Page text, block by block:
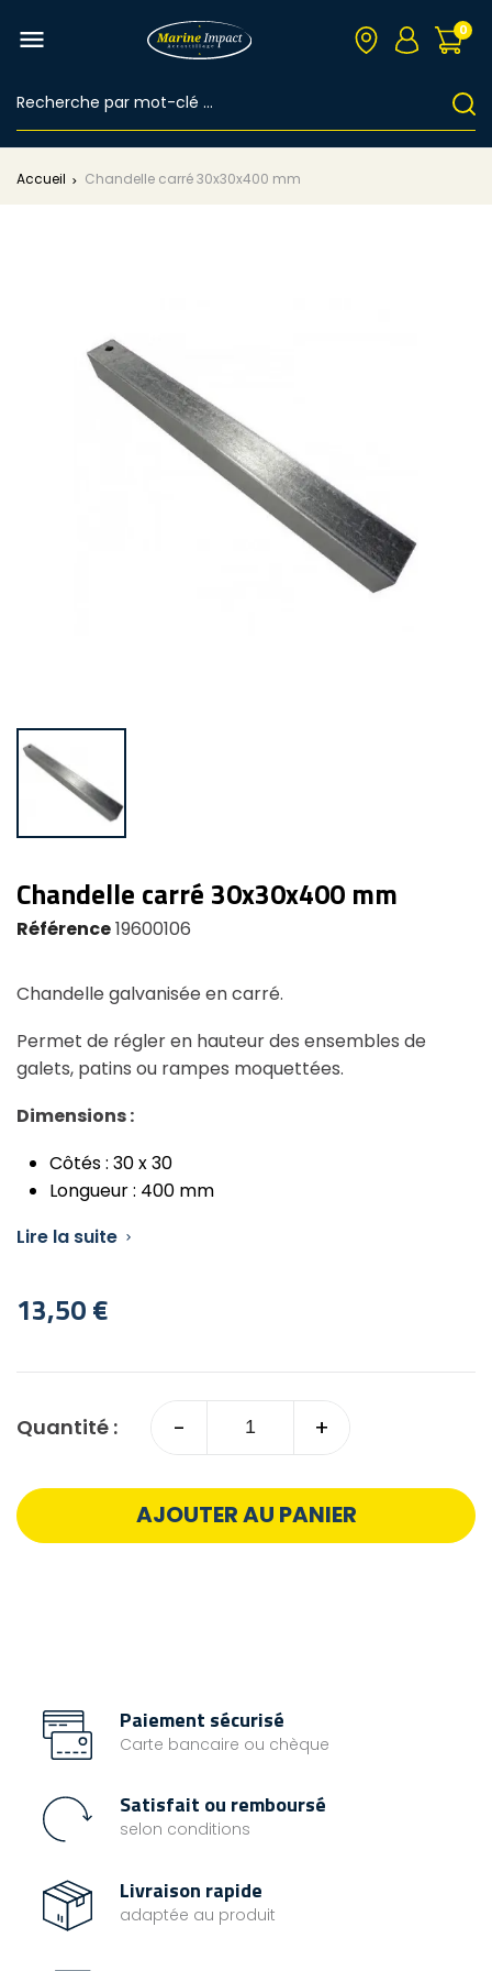
 0
Accueil Chandelle carré 30x30x400 mm
Chandelle carré 30x30x400 mm
Référence19600106
Chandelle galvanisée en carré.
Permet de régler en hauteur des ensembles de
galets, patins ou rampes moquettées.
Dimensions :
Côtés : 30 x 30
Longueur : 400 mm
Lire la suite

13,50 €
Quantité : - +
AJOUTER AU PANIER
Paiement sécurisé
Carte bancaire ou chèque
Satisfait ou remboursé
selon conditions
Livraison rapide
adaptée au produit